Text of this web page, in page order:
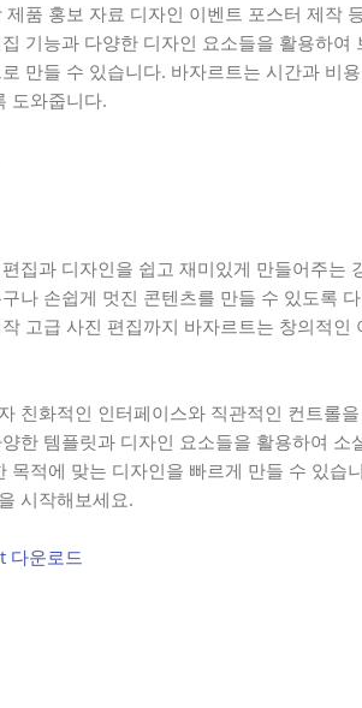
제품 홍보 자료 디자인 이벤트 포스터 제작
기능과 다양한 디자인 요소들을 활용하
만들 수 있습니다. 바자르트는 시간과 비
도와줍니다.
집과 디자인을 쉽고 재미있게 만들어주는
나 손쉽게 멋진 콘텐츠를 만들 수 있도록
고급 사진 편집까지 바자르트는 창의적
친화적인 인터페이스와 직관적인 컨트롤
한 템플릿과 디자인 요소들을 활용하여
목적에 맞는 디자인을 빠르게 만들 수 있습
시작해보세요.
다운로드